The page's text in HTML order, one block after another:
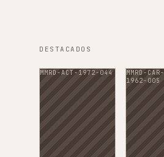
DESTACADOS
MMRD-ACT-1972-044
MMRD-CAR-
1962-005